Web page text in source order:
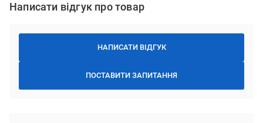
Написати відгук про товар
НАПИСАТИ ВІДГУК
ПОСТАВИТИ ЗАПИТАННЯ